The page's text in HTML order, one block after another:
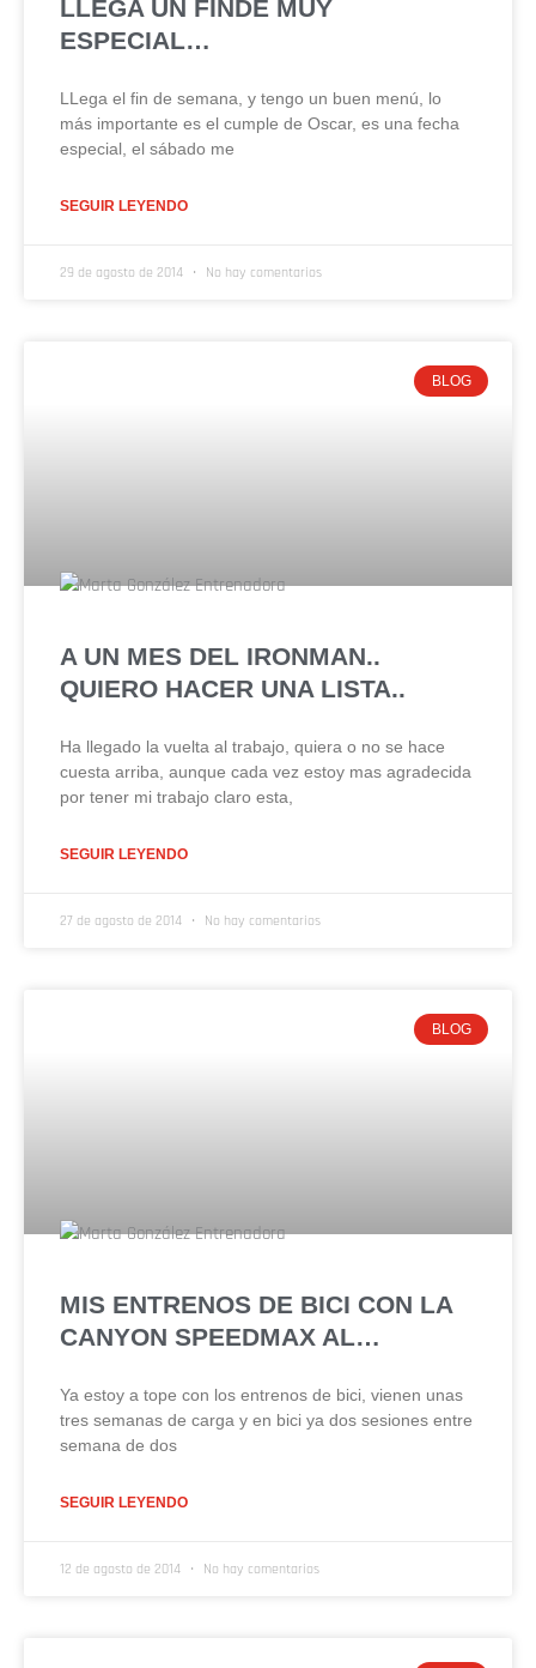
LLEGA UN FINDE MUY
ESPECIAL…
LLega el fin de semana, y tengo un buen menú, lo
más importante es el cumple de Oscar, es una fecha
especial, el sábado me
SEGUIR LEYENDO
29 de agosto de 2014 No hay comentarios
BLOG
A UN MES DEL IRONMAN..
QUIERO HACER UNA LISTA..
Ha llegado la vuelta al trabajo, quiera o no se hace
cuesta arriba, aunque cada vez estoy mas agradecida
por tener mi trabajo claro esta,
SEGUIR LEYENDO
27 de agosto de 2014 No hay comentarios
BLOG
MIS ENTRENOS DE BICI CON LA
CANYON SPEEDMAX AL…
Ya estoy a tope con los entrenos de bici, vienen unas
tres semanas de carga y en bici ya dos sesiones entre
semana de dos
SEGUIR LEYENDO
12 de agosto de 2014 No hay comentarios